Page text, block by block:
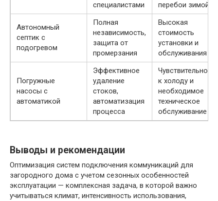
специалистами
перебои зимой
Автономный
септик с
подогревом
Полная
независимость,
защита от
промерзания
Высокая
стоимость
установки и
обслуживания
Погружные
насосы с
автоматикой
Эффективное
удаление
стоков,
автоматизация
процесса
к холоду и
необходимое
техническое
обслуживание
Выводы и рекомендации
Оптимизация систем подключения коммуникаций для
загородного дома с учетом сезонных особенностей
эксплуатации — комплексная задача, в которой важно
учитываться климат, интенсивность использования,